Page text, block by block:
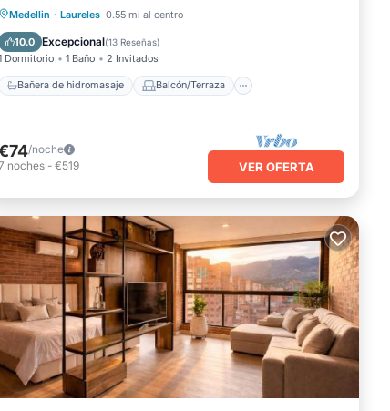
Medellin · Laureles 0.55 mi al centro
10.0 Excepcional(13 Reseñas)
Dormitorio 1 Baño 2 Invitados
Bañera de hidromasaje Balcón/Terraza
Bañera de hidromasaje
Cocina
Aire acondicionado
/noche
noches - €519 VER OFERTA